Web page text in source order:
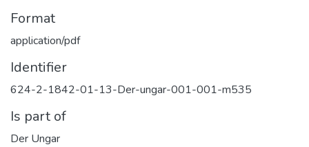
Format
application/pdf
Identifier
624-2-1842-01-13-Der-ungar-001-001-m535
Is part of
Der Ungar